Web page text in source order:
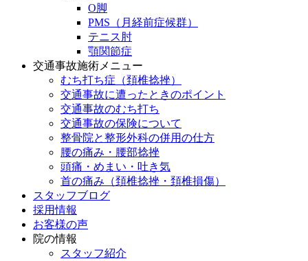
O脚
PMS（月経前症候群）
テニス肘
顎関節症
交通事故施術メニュー
むち打ち症（頚椎捻挫）
交通事故に遭ったときのポイント
交通事故のむち打ち
交通事故の保険について
整骨院と整形外科の併用の仕方
腰の痛み・腰部捻挫
頭痛・めまい・吐き気
首の痛み（頚椎捻挫・頚椎損傷）
スタッフブログ
採用情報
お客様の声
院の情報
スタッフ紹介